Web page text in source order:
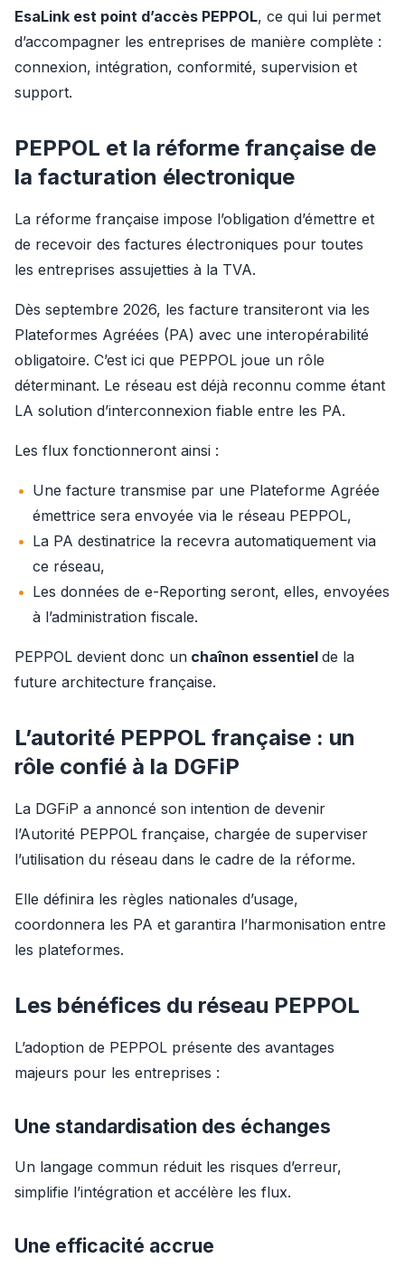
EsaLink est point d’accès PEPPOL, ce qui lui permet
d’accompagner les entreprises de manière complète :
connexion, intégration, conformité, supervision et
support.
PEPPOL et la réforme française de
la facturation électronique
La réforme française impose l’obligation d’émettre et
de recevoir des factures électroniques pour toutes
les entreprises assujetties à la TVA.
Dès septembre 2026, les facture transiteront via les
Plateformes Agréées (PA) avec une interopérabilité
obligatoire. C’est ici que PEPPOL joue un rôle
déterminant. Le réseau est déjà reconnu comme étant
LA solution d’interconnexion fiable entre les PA.
Les flux fonctionneront ainsi :
Une facture transmise par une Plateforme Agréée
émettrice sera envoyée via le réseau PEPPOL,
La PA destinatrice la recevra automatiquement via
ce réseau,
Les données de e-Reporting seront, elles, envoyées
à l’administration fiscale.
PEPPOL devient donc un chaînon essentiel de la
future architecture française.
L’autorité PEPPOL française : un
rôle confié à la DGFiP
La DGFiP a annoncé son intention de devenir
l’Autorité PEPPOL française, chargée de superviser
l’utilisation du réseau dans le cadre de la réforme.
Elle définira les règles nationales d’usage,
coordonnera les PA et garantira l’harmonisation entre
les plateformes.
Les bénéfices du réseau PEPPOL
L’adoption de PEPPOL présente des avantages
majeurs pour les entreprises :
Une standardisation des échanges
Un langage commun réduit les risques d’erreur,
simplifie l’intégration et accélère les flux.
Une efficacité accrue